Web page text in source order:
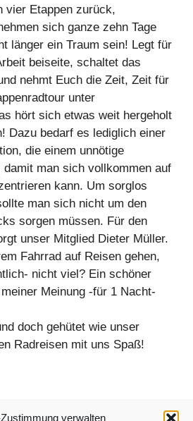
verwalten
vier Etappen zurück,
sich ganze zehn Tage
länger ein Traum sein! Legt für
beiseite, schaltet das
nehmt Euch die Zeit, Zeit für
unter
hört sich etwas weit hergeholt
Dazu bedarf es lediglich einer
die einem unnötige
damit man sich vollkommen auf
kann. Um sorglos
man sich nicht um den
sorgen müssen. Für den
unser Mitglied Dieter Müller.
Fahrrad auf Reisen gehen,
nicht viel? Ein schöner
Meinung -für 1 Nacht-
doch gehütet wie unser
Radreisen mit uns Spaß!